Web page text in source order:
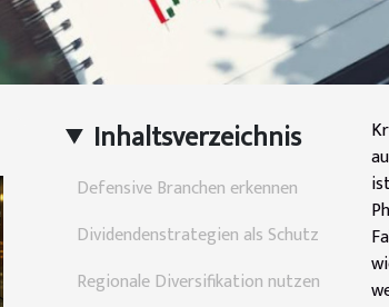
Inhaltsverzeichnis
Defensive Branchen erkennen
Dividendenstrategien als Schutz
Regionale Diversifikation nutzen